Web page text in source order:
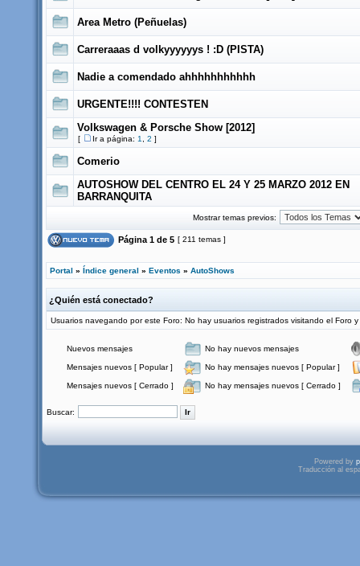
Area Metro (Peñuelas)
Carreraaas d volkyyyyyys ! :D (PISTA)
Nadie a comendado ahhhhhhhhhhh
URGENTE!!!! CONTESTEN
Volkswagen & Porsche Show [2012]
[ Ir a página: 1 2 ]
Comerio
AUTOSHOW DEL CENTRO EL 24 Y 25 MARZO 2012 EN
BARRANQUITA
Mostrar temas previos:
Página 1 de 5 [ 211 temas ]
Portal » Índice general » Eventos » AutoShows
¿Quién está conectado?
Usuarios navegando por este Foro: No hay usuarios registrados visitando el Foro
Nuevos mensajes No hay nuevos mensajes
Mensajes nuevos [ Popular ] No hay mensajes nuevos [ Popular ]
Mensajes nuevos [ Cerrado ] No hay mensajes nuevos [ Cerrado ]
Buscar:
Powered by
Traducción al